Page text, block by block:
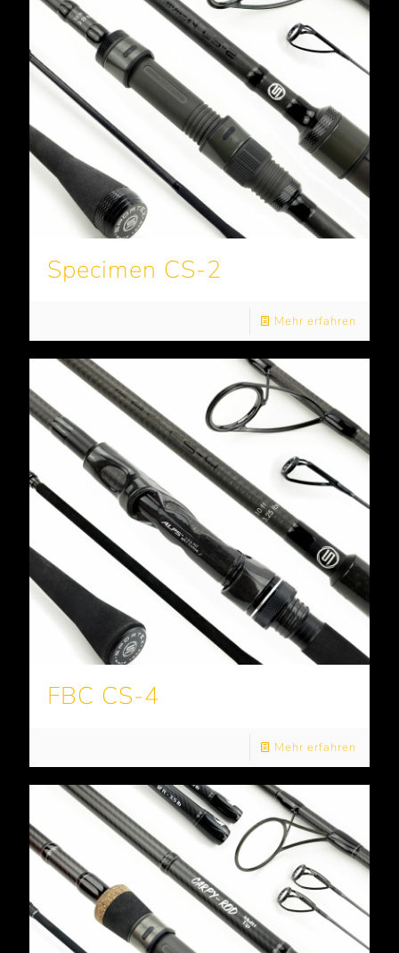
Specimen CS-2
Mehr erfahren
FBC CS-4
Mehr erfahren